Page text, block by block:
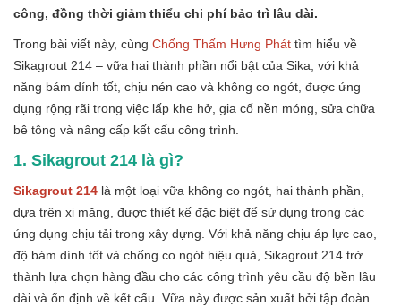
công, đồng thời giảm thiểu chi phí bảo trì lâu dài.
Trong bài viết này, cùng Chống Thấm Hưng Phát tìm hiểu về
Sikagrout 214 – vữa hai thành phần nổi bật của Sika, với khả
năng bám dính tốt, chịu nén cao và không co ngót, được ứng
dụng rộng rãi trong việc lấp khe hở, gia cố nền móng, sửa chữa
bê tông và nâng cấp kết cấu công trình.
1. Sikagrout 214 là gì?
Sikagrout 214 là một loại vữa không co ngót, hai thành phần,
dựa trên xi măng, được thiết kế đặc biệt để sử dụng trong các
ứng dụng chịu tải trong xây dựng. Với khả năng chịu áp lực cao,
độ bám dính tốt và chống co ngót hiệu quả, Sikagrout 214 trở
thành lựa chọn hàng đầu cho các công trình yêu cầu độ bền lâu
dài và ổn định về kết cấu. Vữa này được sản xuất bởi tập đoàn